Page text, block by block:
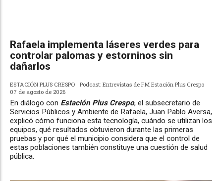
Rafaela implementa láseres verdes para
controlar palomas y estorninos sin
dañarlos
ESTACIÓN PLUS CRESPO
Podcast: Entrevistas de FM Estación Plus Crespo
07 de agosto de 2026
En diálogo con Estación Plus Crespo, el subsecretario de
Servicios Públicos y Ambiente de Rafaela, Juan Pablo Aversa,
explicó cómo funciona esta tecnología, cuándo se utilizan los
equipos, qué resultados obtuvieron durante las primeras
pruebas y por qué el municipio considera que el control de
estas poblaciones también constituye una cuestión de salud
pública.